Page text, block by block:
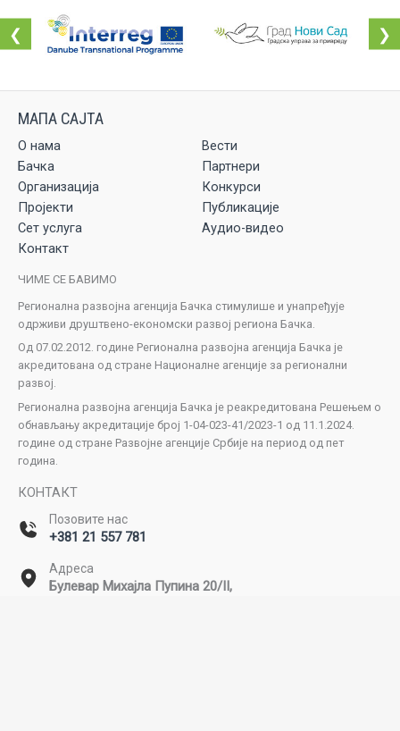
❮ ❯
О нама
Вести
Бачка
Партнери
Организација
Конкурси
Пројекти
Публикације
Сет услуга
Аудио-видео
Контакт
ЧИМЕ СЕ БАВИМО
Регионална развојна агенција Бачка стимулише и унапређује
одрживи друштвено-економски развој региона Бачка.
Од 07.02.2012. године Регионална развојна агенција Бачка је
акредитована од стране Националне агенције за регионални
развој.
Регионална развојна агенција Бачка је реакредитована Решењем о
обнављању акредитације број 1-04-023-41/2023-1 од 11.1.2024.
године од стране Развојне агенције Србије на период од пет
година.
КОНТАКТ
Позовите нас
+381 21 557 781
Адреса
Булевар Михајла Пупина 20/II,